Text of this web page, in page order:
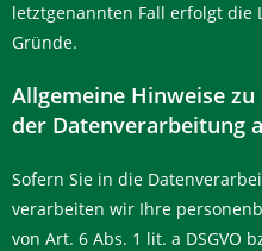
letztgenannten Fall erfolgt die
Gründe.
Allgemeine Hinweise
der Datenverarbeitung
Sofern Sie in die
verarbeiten wir Ihre
von Art. 6 Abs. 1 lit. a DSGVO